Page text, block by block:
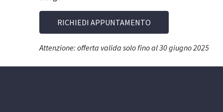
RICHIEDI APPUNTAMENTO
Attenzione: offerta valida solo fino al 30 giugno 2025